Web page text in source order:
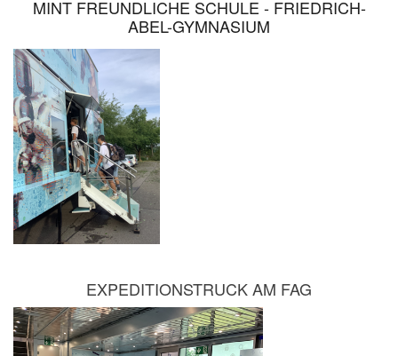
MINT FREUNDLICHE SCHULE - FRIEDRICH-
ABEL-GYMNASIUM
EXPEDITIONSTRUCK AM FAG